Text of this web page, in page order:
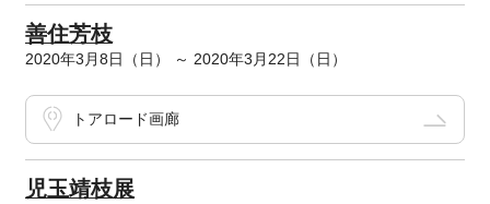
善住芳枝
2020年3月8日（日） ～ 2020年3月22日（日）
トアロード画廊
児玉靖枝展